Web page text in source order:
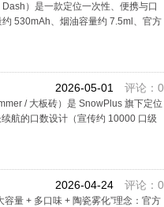
）是一款定位一次性、便携与口
530mAh、烟油容量约 7.5ml、官方
2026-05-01 评论：0
/ 大板砖）是 SnowPlus 旗下定位
航的口数设计（宣传约 10000 口级
2026-04-24评论：0
量 + 多口味 + 陶瓷雾化”理念：官方